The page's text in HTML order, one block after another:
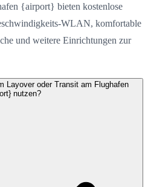
{airport} bieten kostenlose
WLAN, komfortable
und weitere Einrichtungen zur
Layover oder Transit am Flughafen
nutzen?